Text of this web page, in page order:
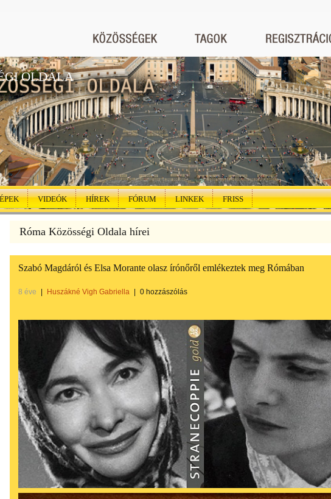
OLDALA
VIDEÓK HÍREK FÓRUM LINKEK FRISS
Róma Közösségi Oldala hírei
Szabó Magdáról és Elsa Morante olasz írónőről emlékeztek meg Rómában
8 éve Huszákné Vigh Gabriella 0 hozzászólás